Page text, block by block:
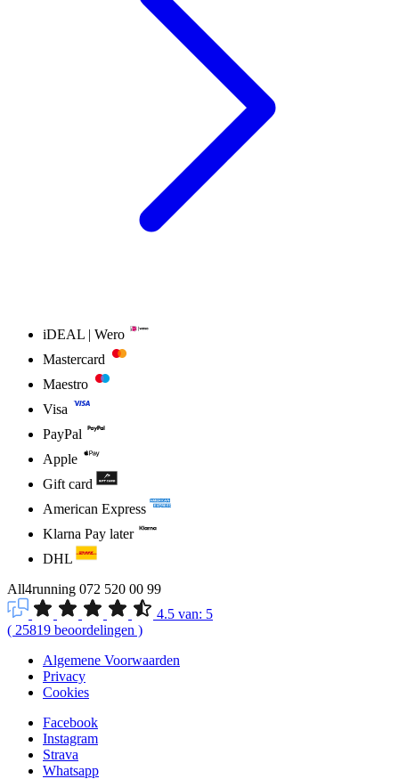
iDEAL | Wero
Mastercard
Maestro
Visa
PayPal
Apple
Gift card
American Express
Klarna Pay later
DHL
All4running 072 520 00 99
4.5 van: 5
( 25819 beoordelingen )
Algemene Voorwaarden
Privacy
Cookies
Facebook
Instagram
Strava
Whatsapp